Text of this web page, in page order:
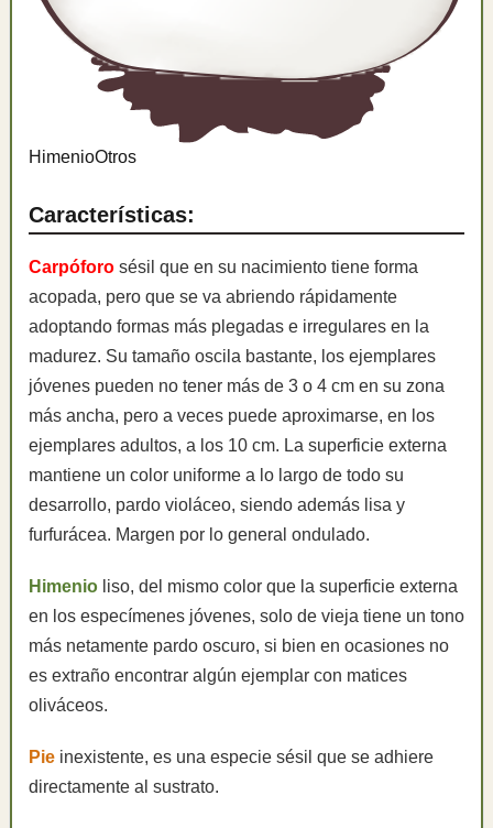
HimenioOtros
Características:
Carpóforo sésil que en su nacimiento tiene forma
acopada, pero que se va abriendo rápidamente
adoptando formas más plegadas e irregulares en la
madurez. Su tamaño oscila bastante, los ejemplares
jóvenes pueden no tener más de 3 o 4 cm en su zona
más ancha, pero a veces puede aproximarse, en los
ejemplares adultos, a los 10 cm. La superficie externa
mantiene un color uniforme a lo largo de todo su
desarrollo, pardo violáceo, siendo además lisa y
furfurácea. Margen por lo general ondulado.
Himenio liso, del mismo color que la superficie externa
en los especímenes jóvenes, solo de vieja tiene un tono
más netamente pardo oscuro, si bien en ocasiones no
es extraño encontrar algún ejemplar con matices
oliváceos.
Pie inexistente, es una especie sésil que se adhiere
directamente al sustrato.